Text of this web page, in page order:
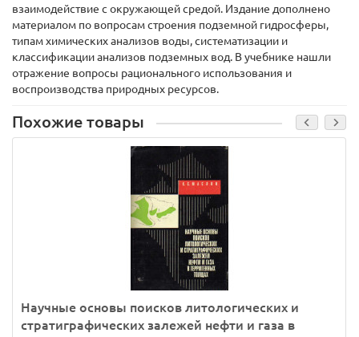
взаимодействие с окружающей средой. Издание дополнено
материалом по вопросам строения подземной гидросферы,
типам химических анализов воды, систематизации и
классификации анализов подземных вод. В учебнике нашли
отражение вопросы рационального использования и
воспроизводства природных ресурсов.
Похожие товары
Научные основы поисков литологических и
стратиграфических залежей нефти и газа в